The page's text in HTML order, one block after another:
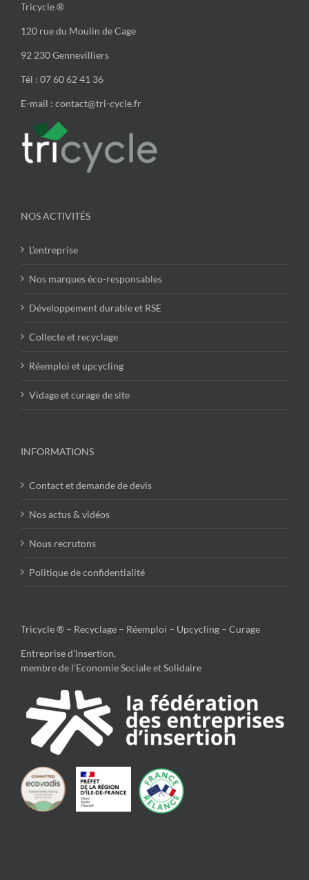
Tricycle ®
120 rue du Moulin de Cage
92 230 Gennevilliers
Tél : 07 60 62 41 36
E-mail : contact@tri-cycle.fr
NOS ACTIVITÉS
L’entreprise
Nos marques éco-responsables
Développement durable et RSE
Collecte et recyclage
Réemploi et upcycling
Vidage et curage de site
INFORMATIONS
Contact et demande de devis
Nos actus & vidéos
Nous recrutons
Politique de confidentialité
Tricycle ® – Recyclage – Réemploi – Upcycling – Curage
Entreprise d’Insertion,
membre de l’Economie Sociale et Solidaire